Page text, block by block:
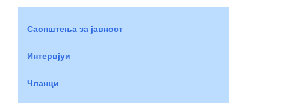
Саопштења за јавност
Интервјуи
Чланци